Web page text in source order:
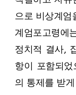
으로 비상계엄
계엄포고령
정치적 결사,
항이 포함되
의 통제를 받